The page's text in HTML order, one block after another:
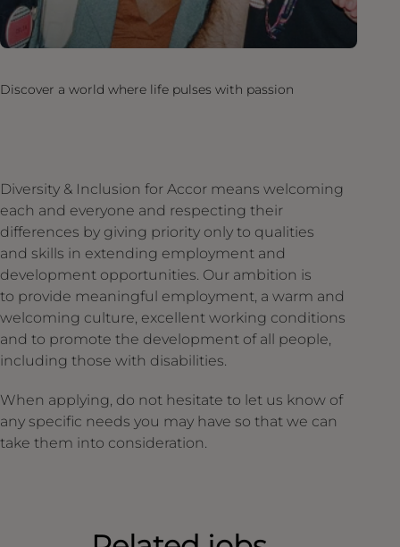
Discover a world where life pulses with passion
Diversity & Inclusion for Accor means welcoming
each and everyone and respecting their
differences by giving priority only to qualities
and skills in extending employment and
development opportunities. Our ambition is
to provide meaningful employment, a warm and
welcoming culture, excellent working conditions
and to promote the development of all people,
including those with disabilities.
When applying, do not hesitate to let us know of
any specific needs you may have so that we can
take them into consideration.